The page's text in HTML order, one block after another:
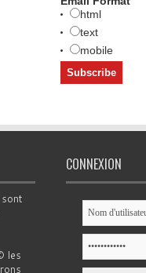
html
text
mobile
les
CONNEXION